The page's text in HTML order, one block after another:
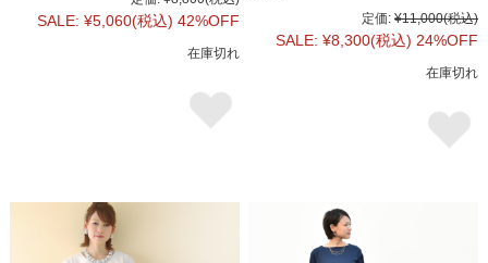
SALE: ¥5,060(税込) 42%OFF
在庫切れ
定価: ¥11,000(税込)
SALE: ¥8,300(税込) 24%OFF
在庫切れ